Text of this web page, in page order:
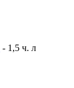
- 1,5 ч. л